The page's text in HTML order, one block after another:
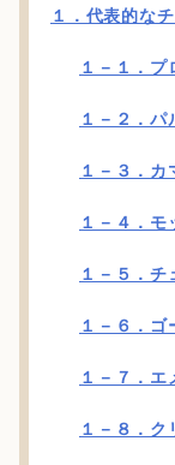
１．代表的な
１－１．
１－２．
１－３．
１－４．
１－５．
１－６．
１－７．
１－８．